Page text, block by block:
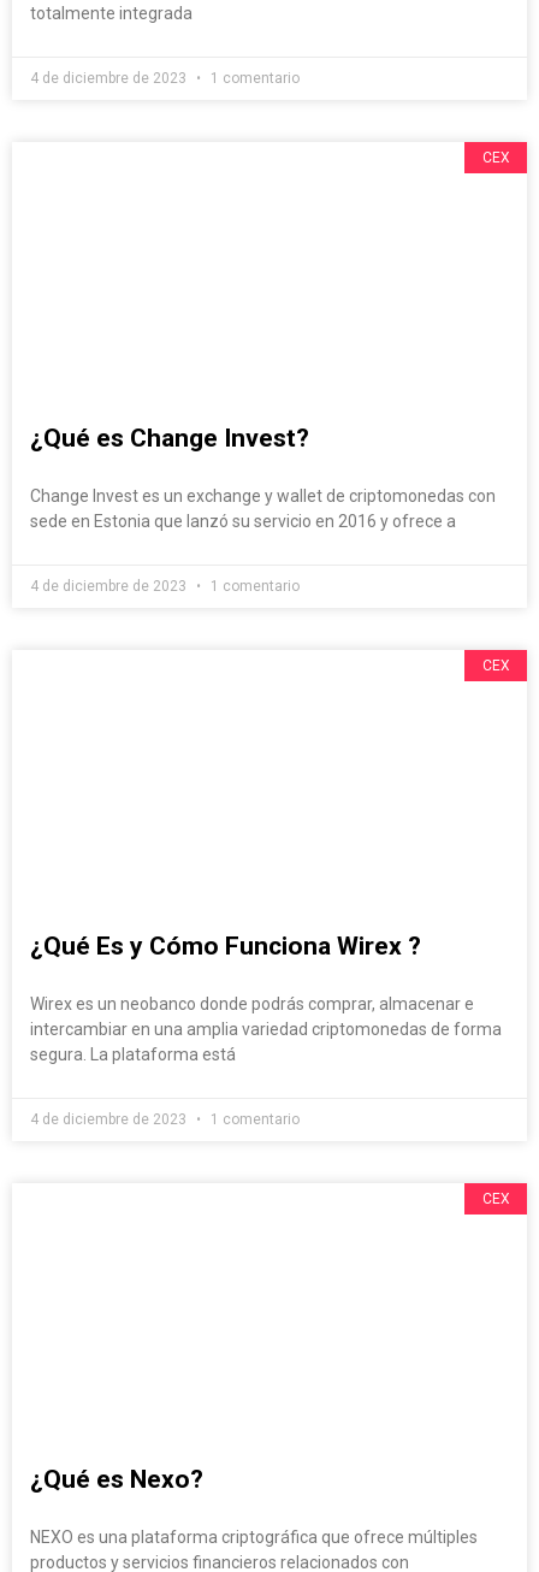
totalmente integrada
4 de diciembre de 2023 1 comentario
CEX
¿Qué es Change Invest?
Change Invest es un exchange y wallet de criptomonedas con
sede en Estonia que lanzó su servicio en 2016 y ofrece a
4 de diciembre de 2023 1 comentario
CEX
¿Qué Es y Cómo Funciona Wirex ?
Wirex es un neobanco donde podrás comprar, almacenar e
intercambiar en una amplia variedad criptomonedas de forma
segura. La plataforma está
4 de diciembre de 2023 1 comentario
CEX
¿Qué es Nexo?
NEXO es una plataforma criptográfica que ofrece múltiples
productos y servicios financieros relacionados con